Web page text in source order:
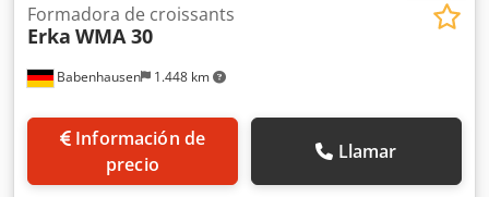
Babenhausen 1.448 km
Formadora de croissants
Erka WMA 30
Información de
precio
Llamar